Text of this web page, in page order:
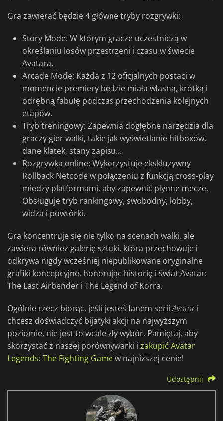
Gra zawierać będzie 4 główne tryby rozgrywki:
Story Mode: W którym gracze uczestniczą w
określaniu losów przestrzeni i czasu w świecie
Avatara.
Arcade Mode: Każda z 12 oficjalnych postaci w
momencie premiery będzie miała własną, krótką i
odrębną fabułę podczas przechodzenia kolejnych
etapów.
Tryb treningowy: Zapewnia dogłębne narzędzia dla
graczy gier walki, takie jak wyświetlanie hitboxów,
dane klatek, stany zapisu...
Rozgrywka online: Wykorzystuje ekskluzywny
Rollback Netcode w połączeniu z funkcją cross-play
między platformami, aby zapewnić płynne mecze.
Obsługuje tryb rankingowy, swobodny, lobby,
widza i powtórki.
Gra koncentruje się nie tylko na scenach walki, ale
zawiera również galerię sztuki, która przechowuje i
odkrywa nigdy wcześniej niepublikowane oryginalne
grafiki koncepcyjne, honorując historię i świat Avatar:
The Last Airbender i The Legend of Korra.
Ogólnie rzecz biorąc, jeśli jesteś fanem seriiAvatari
chcesz doświadczyć bijatyki akcji na najwyższym
poziomie, nie jest to wcale zły wybór. Pamiętaj, aby
skorzystać z naszej porównywarki i zakupić Avatar
Legends: The Fighting Gamew najniższej cenie!
Udostępnij